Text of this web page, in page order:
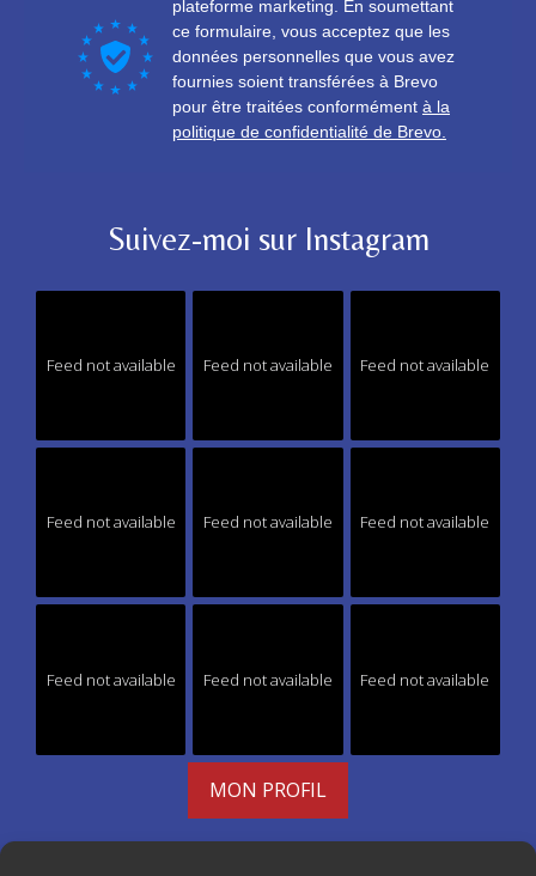
Suivez-moi sur Instagram
Feed not available Feed not available Feed not available
Feed not available Feed not available Feed not available
Feed not available Feed not available Feed not available
MON PROFIL